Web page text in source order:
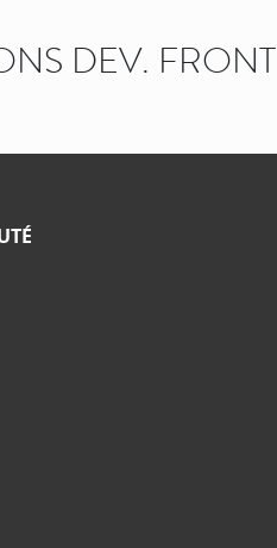
DEV. FRONT